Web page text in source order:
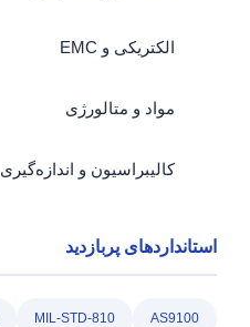
الکتریکی و EMC
مواد و متالورژی
کالیبراسیون و اندازه‌گیری
استانداردهای پربازدید
AS9100
MIL-STD-810